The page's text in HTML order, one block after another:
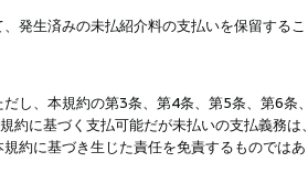
発生済みの未払紹介料の支払いを保留するこ
し、本規約の第3条、第4条、第5条、第6条、
に基づく支払可能だが未払いの支払義務は、
約に基づき生じた責任を免責するものではあ